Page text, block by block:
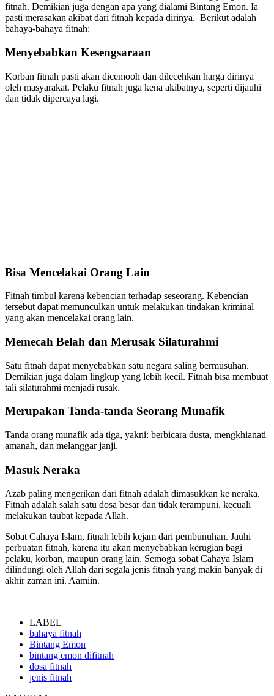
fitnah. Demikian juga dengan apa yang dialami Bintang Emon. Ia
pasti merasakan akibat dari fitnah kepada dirinya. Berikut adalah
bahaya-bahaya fitnah:
Menyebabkan Kesengsaraan
Korban fitnah pasti akan dicemooh dan dilecehkan harga dirinya
oleh masyarakat. Pelaku fitnah juga kena akibatnya, seperti dijauhi
dan tidak dipercaya lagi.
Bisa Mencelakai Orang Lain
Fitnah timbul karena kebencian terhadap seseorang. Kebencian
tersebut dapat memunculkan untuk melakukan tindakan kriminal
yang akan mencelakai orang lain.
Memecah Belah dan Merusak Silaturahmi
Satu fitnah dapat menyebabkan satu negara saling bermusuhan.
Demikian juga dalam lingkup yang lebih kecil. Fitnah bisa membuat
tali silaturahmi menjadi rusak.
Merupakan Tanda-tanda Seorang Munafik
Tanda orang munafik ada tiga, yakni: berbicara dusta, mengkhianati
amanah, dan melanggar janji.
Masuk Neraka
Azab paling mengerikan dari fitnah adalah dimasukkan ke neraka.
Fitnah adalah salah satu dosa besar dan tidak terampuni, kecuali
melakukan taubat kepada Allah.
Sobat Cahaya Islam, fitnah lebih kejam dari pembunuhan. Jauhi
perbuatan fitnah, karena itu akan menyebabkan kerugian bagi
pelaku, korban, maupun orang lain. Semoga sobat Cahaya Islam
dilindungi oleh Allah dari segala jenis fitnah yang makin banyak di
akhir zaman ini. Aamiin.
LABEL
bahaya fitnah
Bintang Emon
bintang emon difitnah
dosa fitnah
jenis fitnah